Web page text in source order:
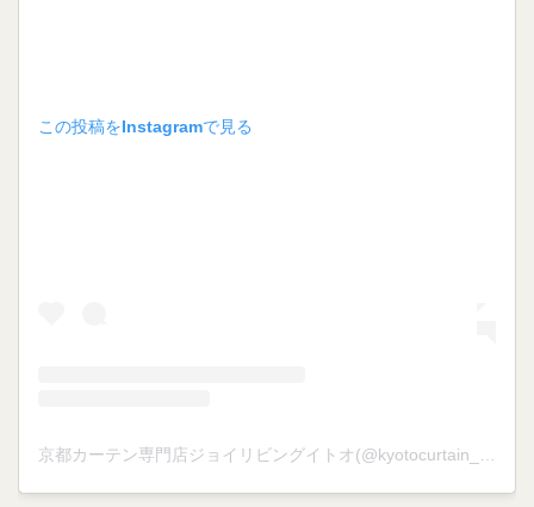
この投稿をInstagramで見る